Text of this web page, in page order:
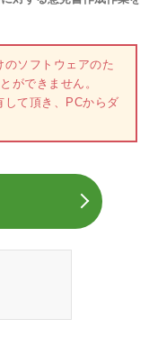
のソフトウェアのた
ができません。
して頂き、PCからダ